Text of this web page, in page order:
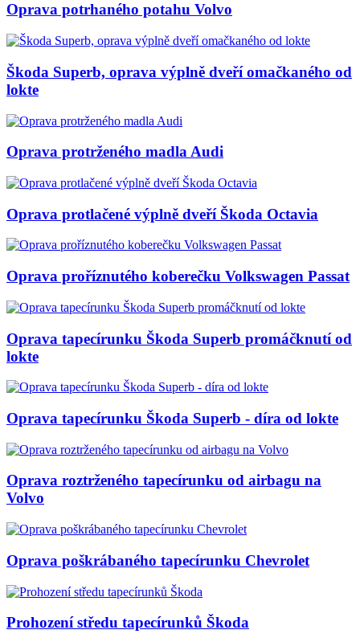
Oprava potrhaného potahu Volvo
Škoda Superb, oprava výplně dveří omačkaného od
lokte
Oprava protrženého madla Audi
Oprava protlačené výplně dveří Škoda Octavia
Oprava proříznutého koberečku Volkswagen Passat
Oprava tapecírunku Škoda Superb promáčknutí od
lokte
Oprava tapecírunku Škoda Superb - díra od lokte
Oprava roztrženého tapecírunku od airbagu na
Volvo
Oprava poškrábaného tapecírunku Chevrolet
Prohození středu tapecírunků Škoda